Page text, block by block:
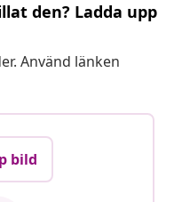
den? Ladda upp
Använd länken
bild